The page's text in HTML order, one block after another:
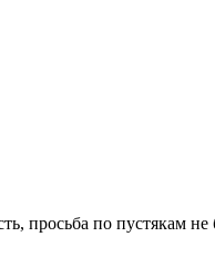
просьба по пустякам